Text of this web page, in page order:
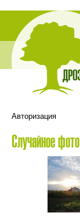
Авторизация
Случайное фото